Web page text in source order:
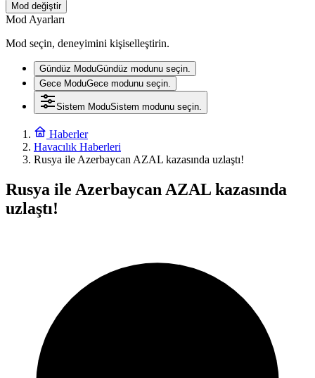
Mod değiştir
Mod Ayarları
Mod seçin, deneyimini kişiselleştirin.
Gündüz ModuGündüz modunu seçin.
Gece ModuGece modunu seçin.
Sistem ModuSistem modunu seçin.
Haberler
Havacılık Haberleri
Rusya ile Azerbaycan AZAL kazasında uzlaştı!
Rusya ile Azerbaycan AZAL kazasında
uzlaştı!